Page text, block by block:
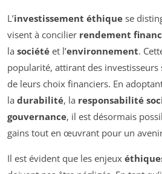
L’investissement éthique se
visent à concilier rendement
la société et l’environnement.
popularité, attirant des investisseurs
de leurs choix financiers. En
la durabilité, la responsabilité
gouvernance, il est désormais
gains tout en œuvrant pour un
Il est évident que les enjeux